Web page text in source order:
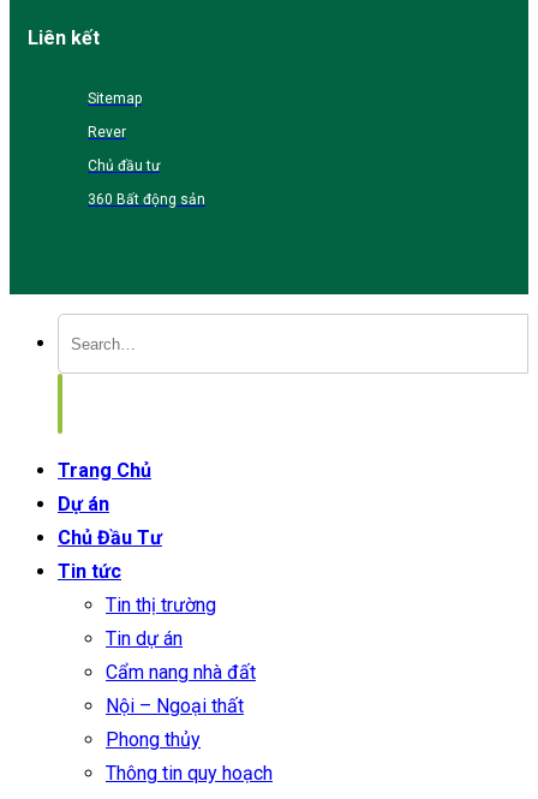
Liên kết
Sitemap
Rever
Chủ đầu tư
360 Bất động sản
Trang Chủ
Dự án
Chủ Đầu Tư
Tin tức
Tin thị trường
Tin dự án
Cẩm nang nhà đất
Nội – Ngoại thất
Phong thủy
Thông tin quy hoạch